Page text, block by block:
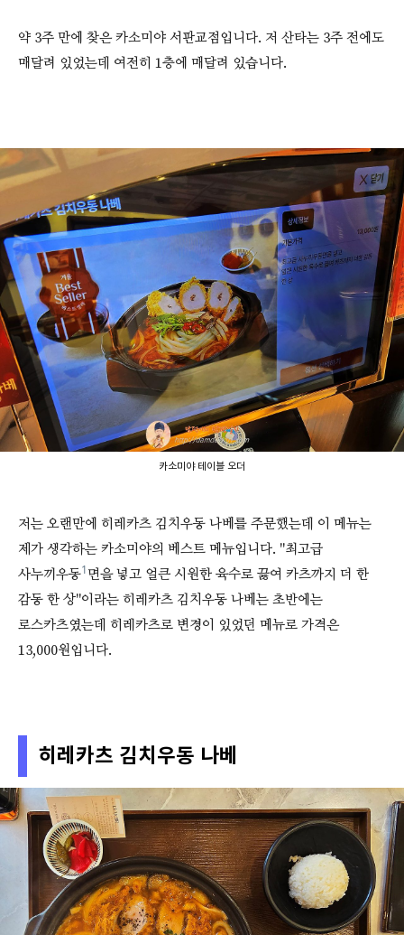
약 3주 만에 찾은 카소미야 서판교점입니다. 저 산타는 3주 전에도
매달려 있었는데 여전히 1층에 매달려 있습니다.
카소미야 테이블 오더
저는 오랜만에 히레카츠 김치우동 나베를 주문했는데 이 메뉴는
제가 생각하는 카소미야의 베스트 메뉴입니다. "최고급
사누끼우동1면을 넣고 얼큰 시원한 육수로 끓여 카츠까지 더 한
감동 한 상"이라는 히레카츠 김치우동 나베는 초반에는
로스카츠였는데 히레카츠로 변경이 있었던 메뉴로 가격은
13,000원입니다.
히레카츠 김치우동 나베